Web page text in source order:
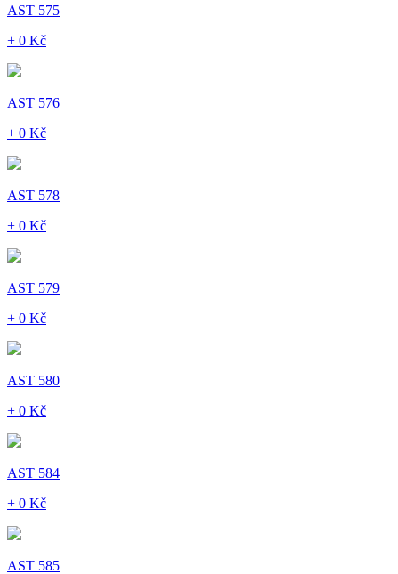
AST 575
+ 0 Kč
AST 576
+ 0 Kč
AST 578
+ 0 Kč
AST 579
+ 0 Kč
AST 580
+ 0 Kč
AST 584
+ 0 Kč
AST 585